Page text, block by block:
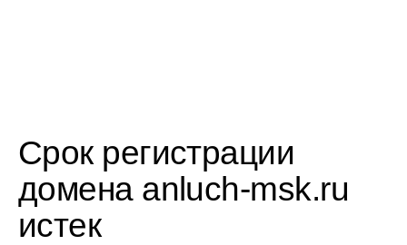
Срок регистрации
домена anluch-msk.ru
истек